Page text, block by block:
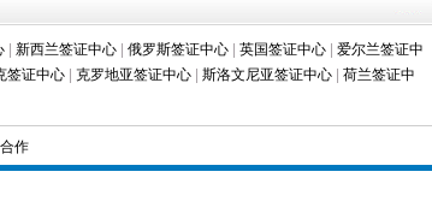
新西兰签证中心 俄罗斯签证中心 英国签证中心
爱尔兰签证中
签证中心 克罗地亚签证中心 斯洛文尼亚签证中心
荷兰签证中
作